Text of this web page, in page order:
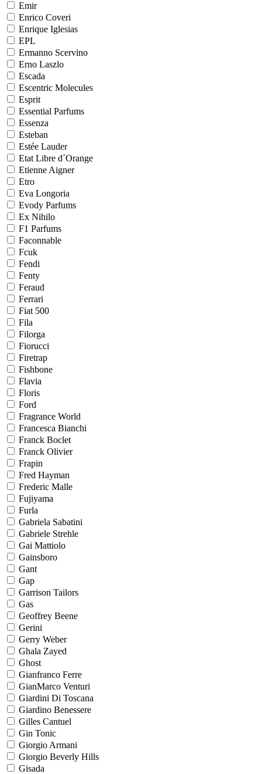
Emir
Enrico Coveri
Enrique Iglesias
EPL
Ermanno Scervino
Erno Laszlo
Escada
Escentric Molecules
Esprit
Essential Parfums
Essenza
Esteban
Estée Lauder
Etat Libre d´Orange
Etienne Aigner
Etro
Eva Longoria
Evody Parfums
Ex Nihilo
F1 Parfums
Faconnable
Fcuk
Fendi
Fenty
Feraud
Ferrari
Fiat 500
Fila
Filorga
Fiorucci
Firetrap
Fishbone
Flavia
Floris
Ford
Fragrance World
Francesca Bianchi
Franck Boclet
Franck Olivier
Frapin
Fred Hayman
Frederic Malle
Fujiyama
Furla
Gabriela Sabatini
Gabriele Strehle
Gai Mattiolo
Gainsboro
Gant
Gap
Garrison Tailors
Gas
Geoffrey Beene
Gerini
Gerry Weber
Ghala Zayed
Ghost
Gianfranco Ferre
GianMarco Venturi
Giardini Di Toscana
Giardino Benessere
Gilles Cantuel
Gin Tonic
Giorgio Armani
Giorgio Beverly Hills
Gisada